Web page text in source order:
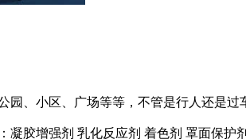
园、小区、广场等等，不管是行人还是
凝胶增强剂 乳化反应剂 着色剂 罩面保